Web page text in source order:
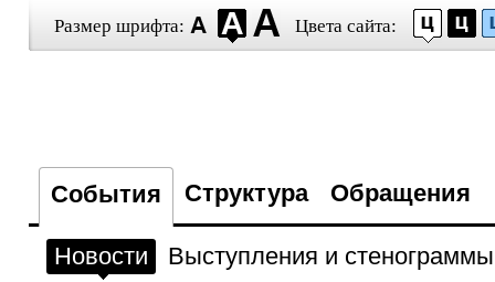
Размер шрифта: Цвета сайта:
События Структура Обращения
Новости
Выступления и стенограммы